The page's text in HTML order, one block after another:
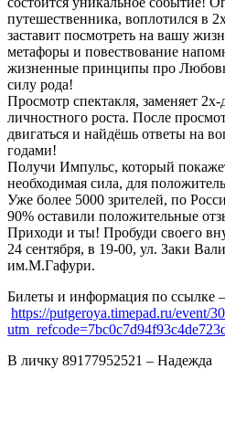
путешественника, воплотился в
заставит посмотреть на вашу
метафоры и повествование
жизненные принципы про
силу рода!
Просмотр спектакля, заменяет
личностного роста. После
двигаться и найдёшь ответы на
годами!
Получи Импульс, который
необходимая сила, для
Уже более 5000 зрителей, по
90% оставили положительные
Приходи и ты! Пробуди своего
24 сентября, в 19-00, ул. Заки
им.М.Гафури.
Билеты и информация по ссылке –
https://putgeroya.timepad.ru/event/
В личку 89177952521 – Надежда